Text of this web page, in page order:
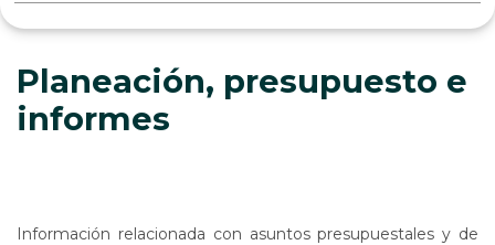
Planeación, presupuesto e
informes
Información relacionada con asuntos presupuestales y de